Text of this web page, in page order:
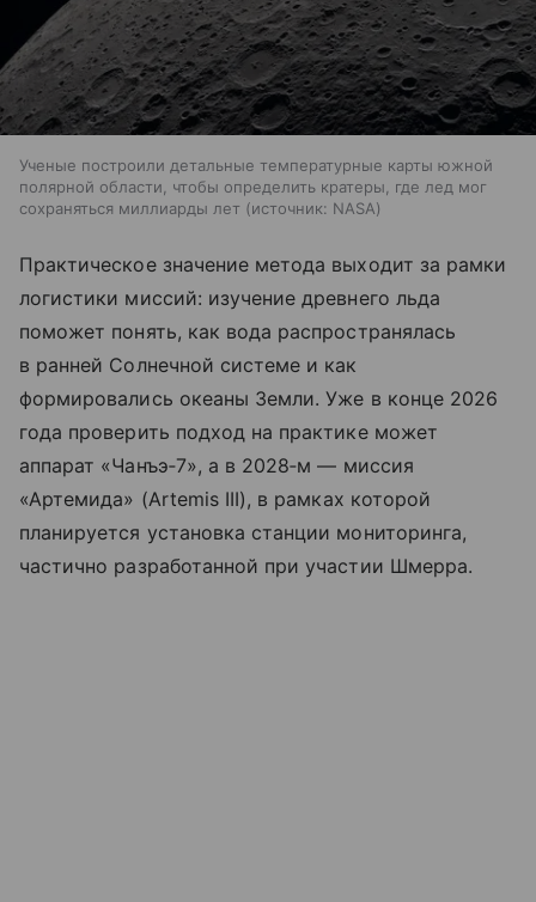
Ученые построили детальные температурные карты южной
полярной области, чтобы определить кратеры, где лед мог
сохраняться миллиарды лет
источник: NASA
Практическое значение метода выходит за рамки
логистики миссий: изучение древнего льда
поможет понять, как вода распространялась
в ранней Солнечной системе и как
формировались океаны Земли. Уже в конце 2026
года проверить подход на практике может
аппарат «Чанъэ‑7», а в 2028‑м — миссия
«Артемида» (Artemis III), в рамках которой
планируется установка станции мониторинга,
частично разработанной при участии Шмерра.